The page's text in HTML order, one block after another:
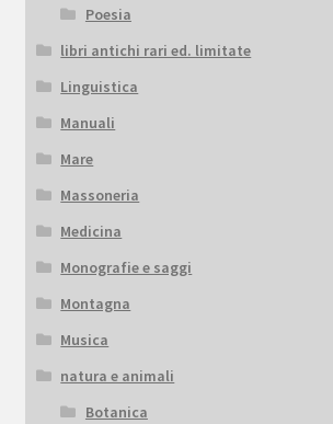
Poesia
libri antichi rari ed. limitate
Linguistica
Manuali
Mare
Massoneria
Medicina
Monografie e saggi
Montagna
Musica
natura e animali
Botanica